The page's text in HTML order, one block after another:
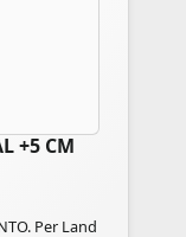
+5 CM
Per Land